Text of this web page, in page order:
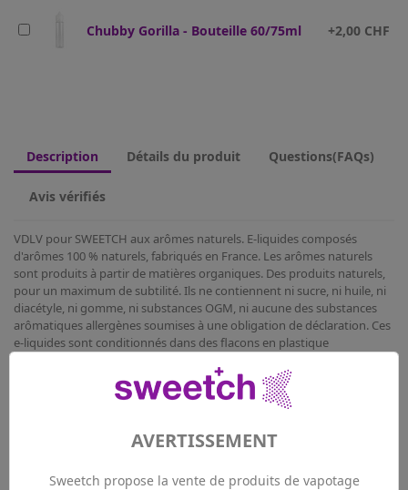
AVERTISSEMENT
Sweetch propose la vente de produits de vapotage
Chubby Gorilla - Bouteille 60/75ml +2,00 CHF
Description Détails du produit Questions(FAQs)
Avis vérifiés
VDLV pour SWEETCH aux arômes naturels. E-liquides composés
d'arômes 100 % naturels, fabriqués en France. Les arômes naturels
sont produits à partir de matières organiques. Des produits naturels,
pour un maximum de subtilité. Ils ne contiennent ni sucre, ni huile, ni
diacétyle, ni gomme, ni substances OGM, ni aucune des substances
arômatiques allergènes soumises à une obligation de déclaration. Ces
e-liquides sont conditionnés dans des flacons en plastique
compte-goutte et d'un bouchon sécurité enfant.